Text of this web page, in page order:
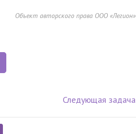
Объект авторского права ООО «Легион»
Следующая задача